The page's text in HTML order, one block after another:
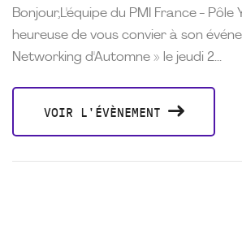
Bonjour,L'équipe du PMI France - Pôle
heureuse de vous convier à son
Networking d'Automne » le jeudi 2...
VOIR L'ÉVÈNEMENT